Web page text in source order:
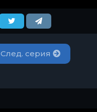
След. серия